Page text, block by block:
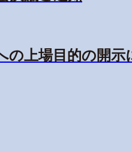
の上場目的の開示